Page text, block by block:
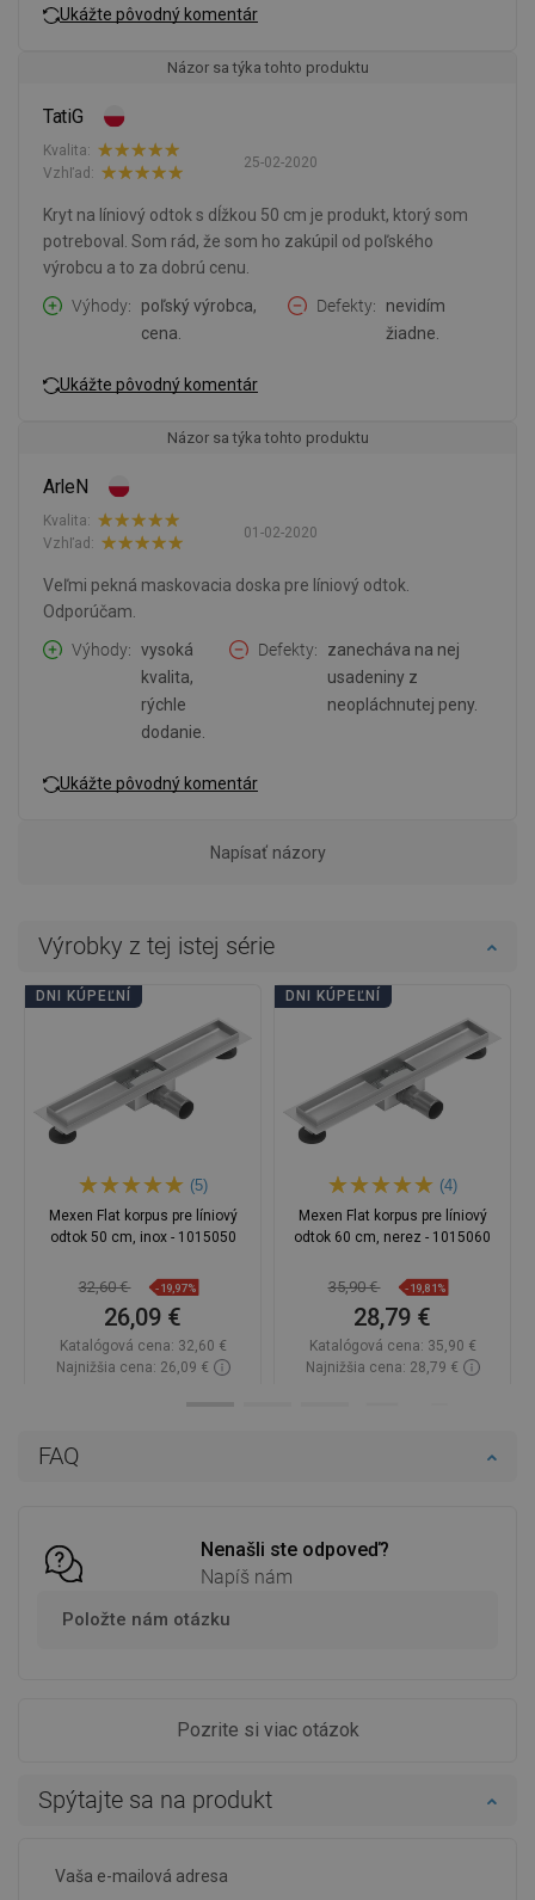
FAQ
Nenašli ste odpoveď?
Napíš nám
Položte nám otázku
Pozrite si viac otázok
Ukážte pôvodný komentár
Názor sa týka tohto produktu
TatiG
25-02-2020
Kvalita:
Vzhľad:
Kryt na líniový odtok s dĺžkou 50 cm je produkt, ktorý som
potreboval. Som rád, že som ho zakúpil od poľského
výrobcu a to za dobrú cenu.
Výhody
poľský výrobca,
cena.
Defekty
nevidím
žiadne.
Ukážte pôvodný komentár
Názor sa týka tohto produktu
ArleN
01-02-2020
Kvalita:
Vzhľad:
Veľmi pekná maskovacia doska pre líniový odtok.
Odporúčam.
Výhody
vysoká
kvalita,
rýchle
dodanie.
Defekty
zanecháva na nej
usadeniny z
neopláchnutej peny.
Ukážte pôvodný komentár
Napísať názory
Spýtajte sa na produkt
Výrobky z tej istej série
DNI KÚPEĽNÍ
(5)
Mexen Flat korpus pre líniový
odtok 50 cm, inox - 1015050
32,60 € -19,97%
26,09 €
Katalógová cena: 32,60 €
Najnižšia cena: 26,09 €
DNI KÚPEĽNÍ
(4)
Mexen Flat korpus pre líniový
odtok 60 cm, nerez - 1015060
35,90 € -19,81%
28,79 €
Katalógová cena: 35,90 €
Najnižšia cena: 28,79 €